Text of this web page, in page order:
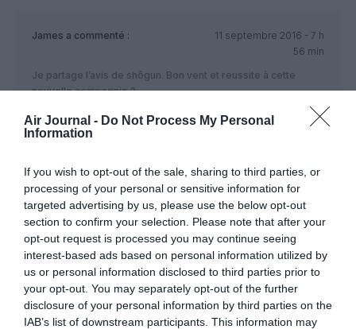
Air Journal - Do Not Process My Personal
Information
If you wish to opt-out of the sale, sharing to third parties, or
processing of your personal or sensitive information for
targeted advertising by us, please use the below opt-out
section to confirm your selection. Please note that after your
opt-out request is processed you may continue seeing
interest-based ads based on personal information utilized by
us or personal information disclosed to third parties prior to
your opt-out. You may separately opt-out of the further
disclosure of your personal information by third parties on the
IAB’s list of downstream participants. This information may
James a commenté :
11 septembre 2016 - 7 h
56 min
Je partage l’avis de shôgun. Bon vent et reussite à cette
nouvelle compagnie ?
RÉPONDRE
a commenté :
11 septembre 2016 - 9 h
Je souhaite longue vie à cette compagnie. pour une fois voici
une compagnie qui propose de ne pas voyager dans des
conditions pourries et qui démontre que le
low-cost n’est pas la norme
RÉPONDRE